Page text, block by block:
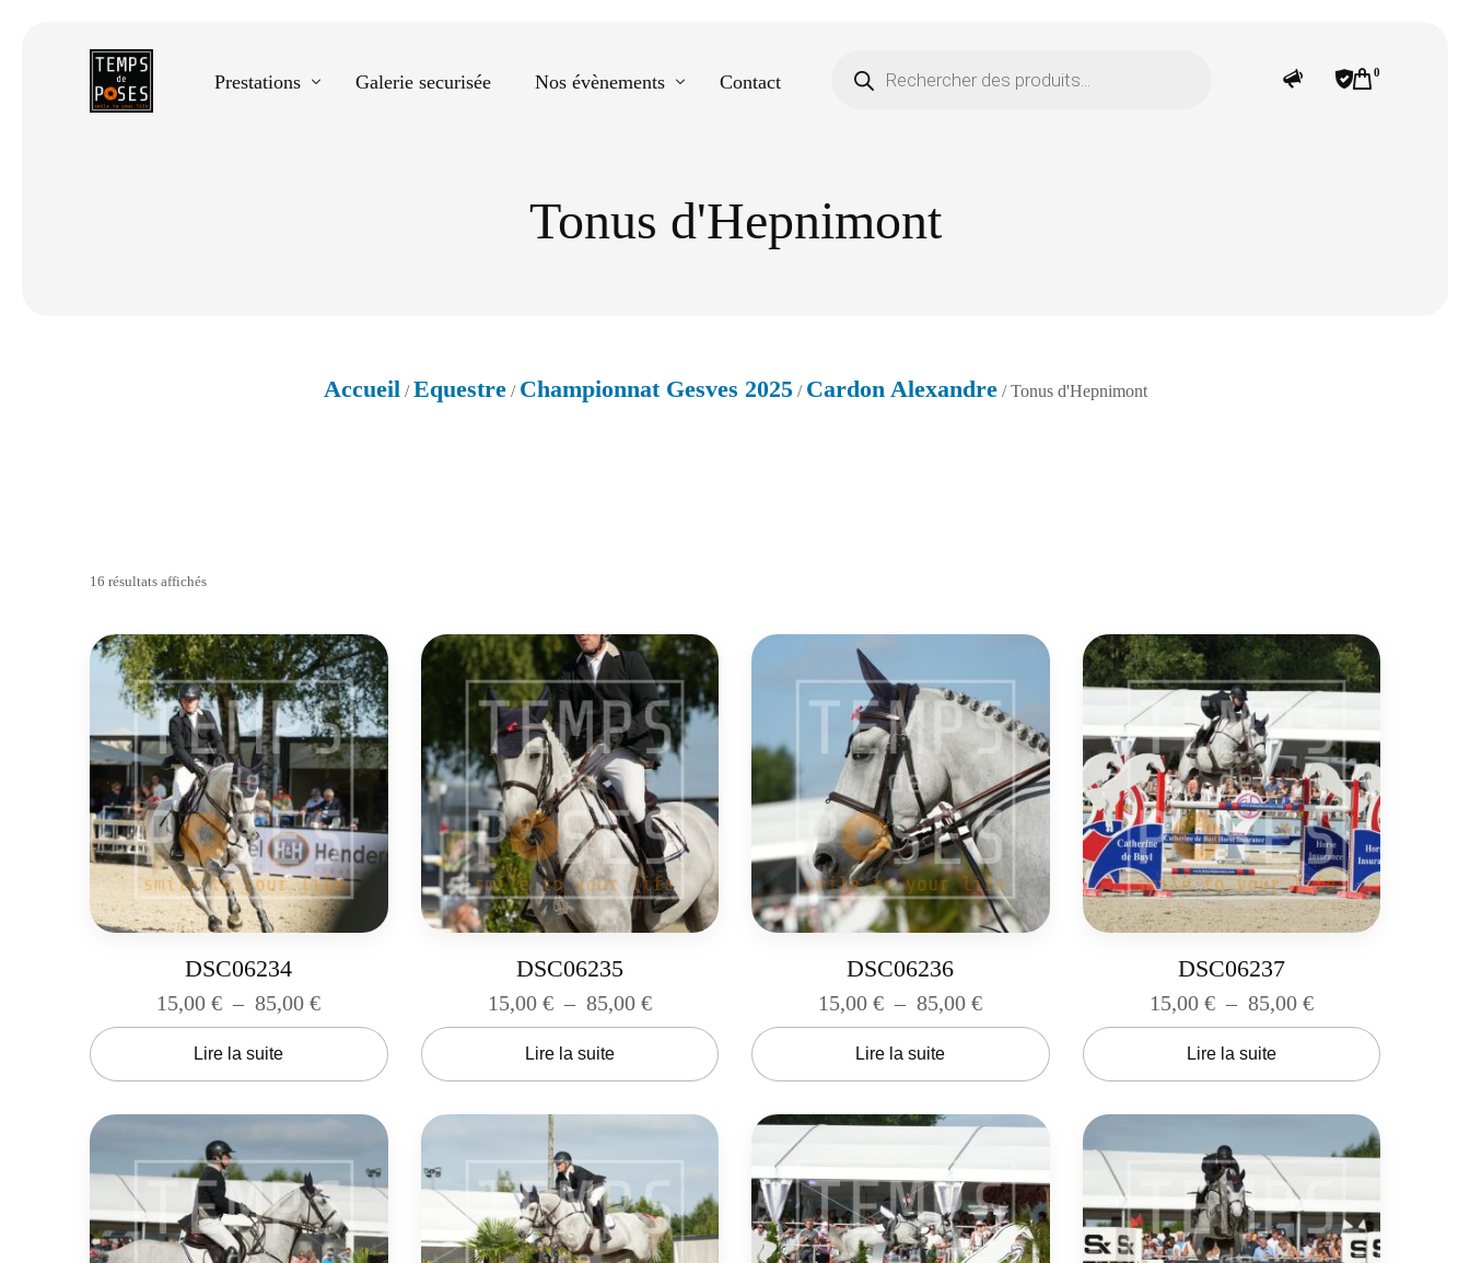
Prestations Galerie securisée Nos évènements
Equestre
Contact 0
Tonus d'Hepnimont
Accueil /Equestre/ Championnat Gesves 2025/ Cardon Alexandre/ Tonus d'Hepnimont
16 résultats affichés
DSC06234
15,00€ – 85,00€
Lire la suite
DSC06235
15,00 € – 85,00 €
Lire la suite
DSC06236
15,00€ – 85,00€
Lire la suite
DSC06237
15,00 € – 85,00 €
Lire la suite